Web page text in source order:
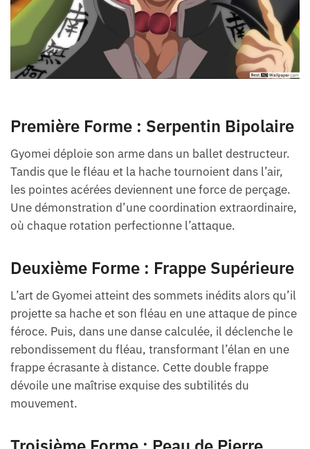
Première Forme : Serpentin Bipolaire
Gyomei déploie son arme dans un ballet destructeur.
Tandis que le fléau et la hache tournoient dans l’air,
les pointes acérées deviennent une force de perçage.
Une démonstration d’une coordination extraordinaire,
où chaque rotation perfectionne l’attaque.
Deuxième Forme : Frappe Supérieure
L’art de Gyomei atteint des sommets inédits alors qu’il
projette sa hache et son fléau en une attaque de pince
féroce. Puis, dans une danse calculée, il déclenche le
rebondissement du fléau, transformant l’élan en une
frappe écrasante à distance. Cette double frappe
dévoile une maîtrise exquise des subtilités du
mouvement.